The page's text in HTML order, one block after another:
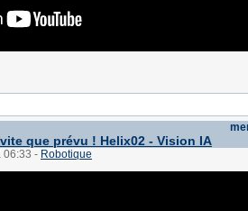
que prévu ! Helix02 - Vision IA
06:33 - Robotique